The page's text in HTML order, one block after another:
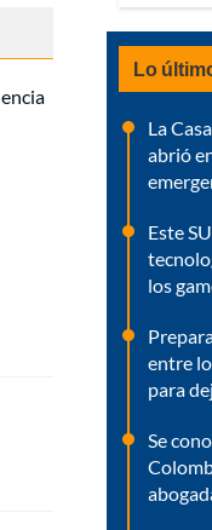
Lo
La
abrió
Este
los
entre
para
Se